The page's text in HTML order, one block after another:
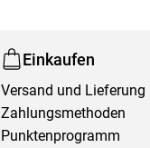
Einkaufen
Versand und Lieferung
Zahlungsmethoden
Punktenprogramm